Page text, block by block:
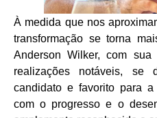
À medida que nos
transformação se torna
Anderson Wilker, com sua
realizações notáveis, se
candidato e favorito para
com o progresso e o